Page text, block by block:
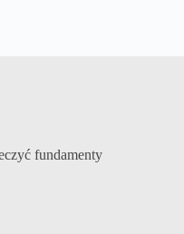
fundamenty